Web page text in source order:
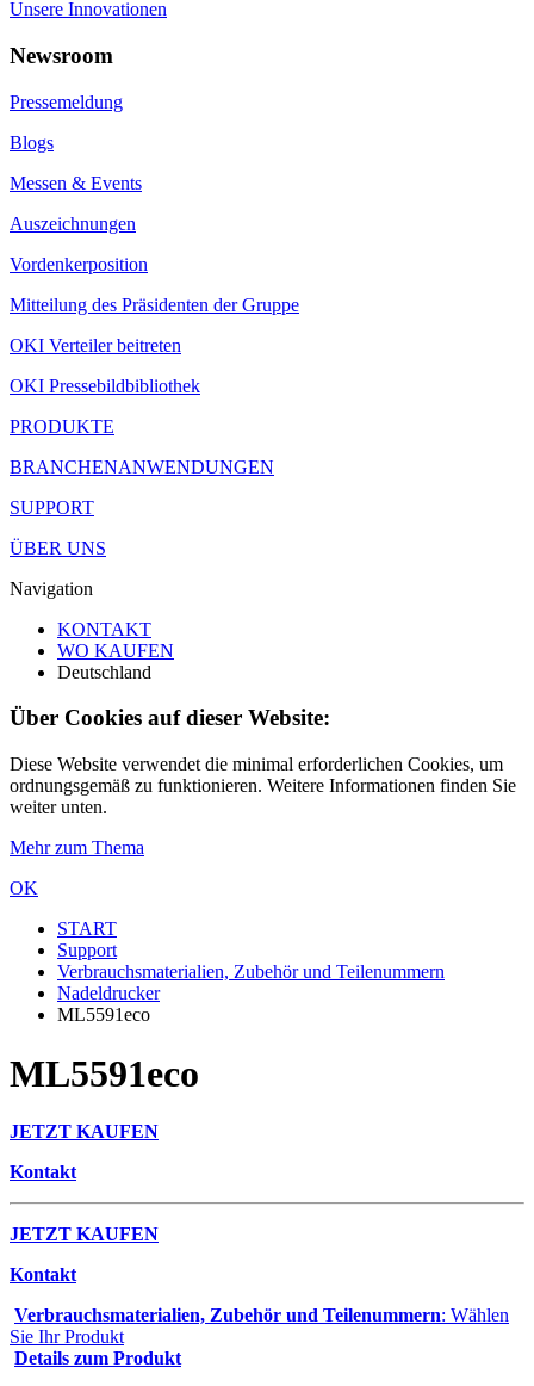
Unsere Innovationen
Newsroom
Pressemeldung
Blogs
Messen & Events
Auszeichnungen
Vordenkerposition
Mitteilung des Präsidenten der Gruppe
OKI Verteiler beitreten
OKI Pressebildbibliothek
PRODUKTE
BRANCHENANWENDUNGEN
SUPPORT
ÜBER UNS
Navigation
KONTAKT
WO KAUFEN
Deutschland
Über Cookies auf dieser Website:
Diese Website verwendet die minimal erforderlichen Cookies, um
ordnungsgemäß zu funktionieren. Weitere Informationen finden Sie
weiter unten.
Mehr zum Thema
OK
START
Support
Verbrauchsmaterialien, Zubehör und Teilenummern
Nadeldrucker
ML5591eco
ML5591eco
JETZT KAUFEN
Kontakt
JETZT KAUFEN
Kontakt
Verbrauchsmaterialien, Zubehör und Teilenummern: Wählen
Sie Ihr Produkt
Details zum Produkt